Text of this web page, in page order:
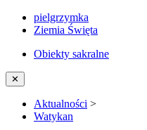
pielgrzymka
Ziemia Święta
Obiekty sakralne
✕
Aktualności >
Watykan